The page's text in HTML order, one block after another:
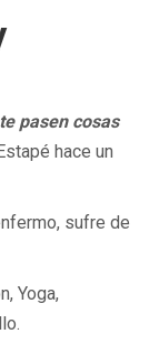
pasen cosas
hace un
sufre de
Yoga,